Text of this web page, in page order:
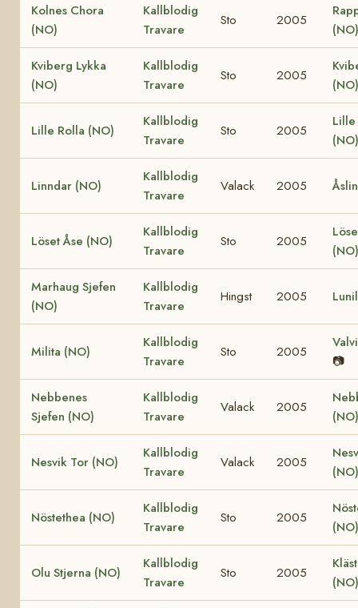
Kolnes Chora
(NO)
Kallblodig
Travare
Sto 2005
(NO)
Kviberg Lykka
(NO)
Kallblodig
Travare
Sto 2005
(NO)
Lille Rolla (NO)
Kallblodig
Travare
Sto 2005
Lille
(NO)
Linndar (NO)
Kallblodig
Travare
Valack 2005
Löset Åse (NO)
Kallblodig
Travare
Sto 2005
(NO)
Marhaug Sjefen
(NO)
Kallblodig
Travare
Hingst 2005
Milita (NO)
Kallblodig
Travare
Sto 2005
📷
Nebbenes
Sjefen (NO)
Kallblodig
Travare
Valack 2005
(NO)
Nesvik Tor (NO)
Kallblodig
Travare
Valack 2005
(NO)
Nöstethea (NO)
Kallblodig
Travare
Sto 2005
(NO)
Olu Stjerna (NO)
Kallblodig
Travare
Sto 2005
(NO)